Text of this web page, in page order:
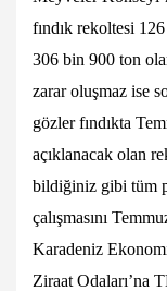
fındık rekoltesi
306 bin 900 ton
zarar oluşmaz ise
gözler fındıkta
açıklanacak olan
bildiğiniz gibi tüm
çalışmasını
Karadeniz
Ziraat Odaları’na